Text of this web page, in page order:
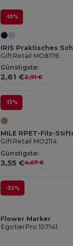
-10%
GiftRetail MO8176
Günstigste:
2,61 €2,91 €
-13%
MILE RPET-Filz-
GiftRetail MO2114
Günstigste:
3,55 €4,07 €
-32%
Flower Marker
EgotierPro 107141